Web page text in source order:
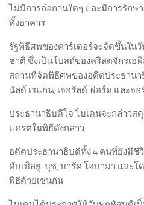
ไม่มีการก่อกวนใดๆ และมีการรักษ
ทั้งอาคาร
รัฐพิธีศพของคาร์เตอร์จะจัดขึ้นใน
ชาติ ซึ่งเป็นโบสถ์ของคริสตจักรเอ
สถานที่จัดพิธีศพของอดีตประธานา
นัลด์ เรแกน, เจอรัลด์ ฟอร์ด และจอ
ประธานาธิบดีโจ ไบเดนจะกล่าว
แครตในพิธีดังกล่าว
อดีตประธานาธิบดีทั้ง 4 คนที่ยังมีชี
ดับเบิลยู. บุช, บารัค โอบามา และ
พิธีด้วยเช่นกัน